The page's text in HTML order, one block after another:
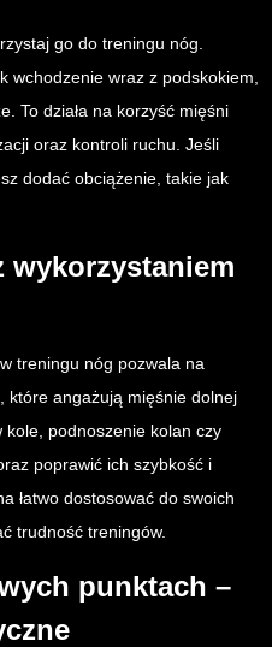
go do treningu nóg.
wchodzenie wraz z podskokiem,
To działa na korzyść mięśni
oraz kontroli ruchu. Jeśli
dodać obciążenie, takie jak
treningu nóg pozwala na
które angażują mięśnie dolnej
kole, podnoszenie kolan czy
poprawić ich szybkość i
łatwo dostosować do swoich
trudność treningów.
punktach –